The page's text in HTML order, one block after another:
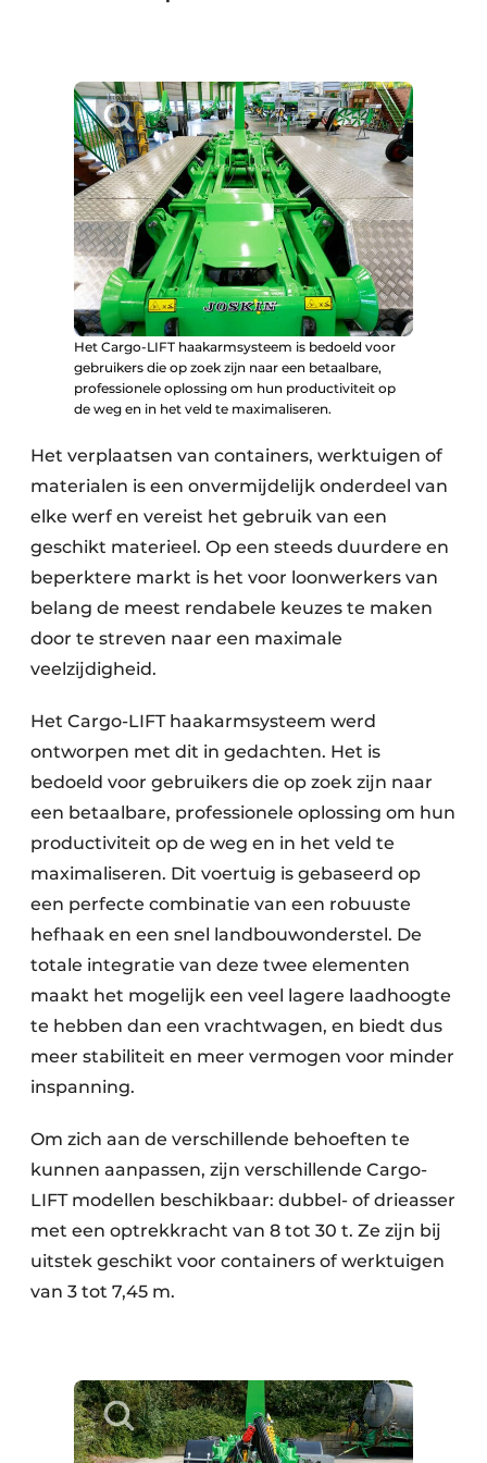
Het Cargo-LIFT haakarmsysteem is bedoeld voor
gebruikers die op zoek zijn naar een betaalbare,
professionele oplossing om hun productiviteit op
de weg en in het veld te maximaliseren.
Het verplaatsen van containers, werktuigen of
materialen is een onvermijdelijk onderdeel van
elke werf en vereist het gebruik van een
geschikt materieel. Op een steeds duurdere en
beperktere markt is het voor loonwerkers van
belang de meest rendabele keuzes te maken
door te streven naar een maximale
veelzijdigheid.
Het Cargo-LIFT haakarmsysteem werd
ontworpen met dit in gedachten. Het is
bedoeld voor gebruikers die op zoek zijn naar
een betaalbare, professionele oplossing om hun
productiviteit op de weg en in het veld te
maximaliseren. Dit voertuig is gebaseerd op
een perfecte combinatie van een robuuste
hefhaak en een snel landbouwonderstel. De
totale integratie van deze twee elementen
maakt het mogelijk een veel lagere laadhoogte
te hebben dan een vrachtwagen, en biedt dus
meer stabiliteit en meer vermogen voor minder
inspanning.
Om zich aan de verschillende behoeften te
kunnen aanpassen, zijn verschillende Cargo-
LIFT modellen beschikbaar: dubbel- of drieasser
met een optrekkracht van 8 tot 30 t. Ze zijn bij
uitstek geschikt voor containers of werktuigen
van 3 tot 7,45 m.